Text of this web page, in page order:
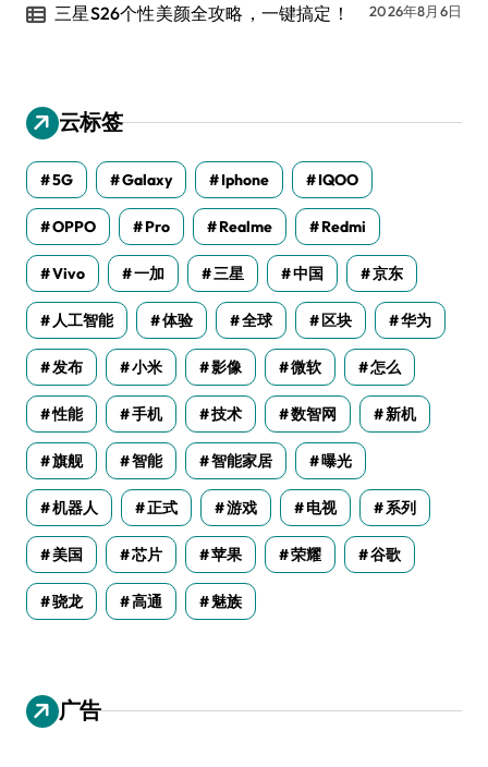
三星S26个性美颜全攻略，一键搞定！ 2026年8月6日
云标签
5G Galaxy Iphone IQOO
OPPO Pro Realme Redmi
Vivo 一加 三星 中国 京东
人工智能 体验 全球 区块 华为
发布 小米 影像 微软 怎么
性能 手机 技术 数智网 新机
旗舰 智能 智能家居 曝光
机器人 正式 游戏 电视 系列
美国 芯片 苹果 荣耀 谷歌
骁龙 高通 魅族
广告